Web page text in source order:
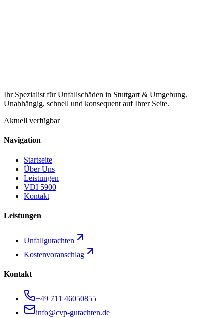
Ihr Spezialist für Unfallschäden in Stuttgart & Umgebung.
Unabhängig, schnell und konsequent auf Ihrer Seite.
Aktuell verfügbar
Navigation
Startseite
Über Uns
Leistungen
VDI 5900
Kontakt
Leistungen
Unfallgutachten
Kostenvoranschlag
Kontakt
+49 711 46050855
info@cvp-gutachten.de